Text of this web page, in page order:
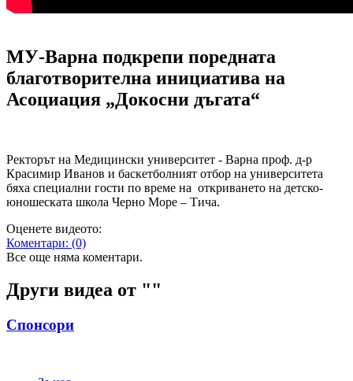
МУ-Варна подкрепи поредната
благотворителна инициатива на
Асоциация „Докосни дъгата“
Ректорът на Медицински университет - Варна проф. д-р
Красимир Иванов и баскетболният отбор на университета
бяха специални гости по време на откриването на детско-
юношеската школа Черно Море – Тича.
Оценете видеото:
Коментари: (0)
Все още няма коментари.
Други видеа от ""
Спонсори